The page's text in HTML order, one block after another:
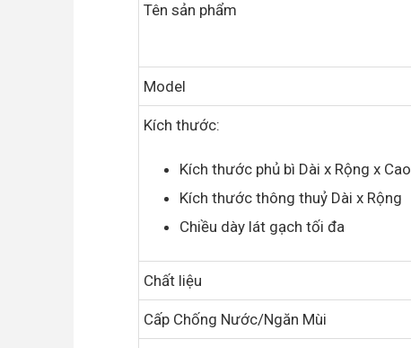
Tên sản phẩm
Model
Kích thước:
Kích thước phủ bì Dài x Rộng x Cao
Kích thước thông thuỷ Dài x Rộng
Chiều dày lát gạch tối đa
Chất liệu
Cấp Chống Nước/Ngăn Mùi